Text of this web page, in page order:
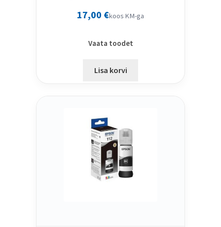
17,00 €koos KM-ga
Vaata toodet
Lisa korvi